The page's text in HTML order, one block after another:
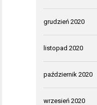
grudzień 2020
listopad 2020
październik 2020
wrzesień 2020